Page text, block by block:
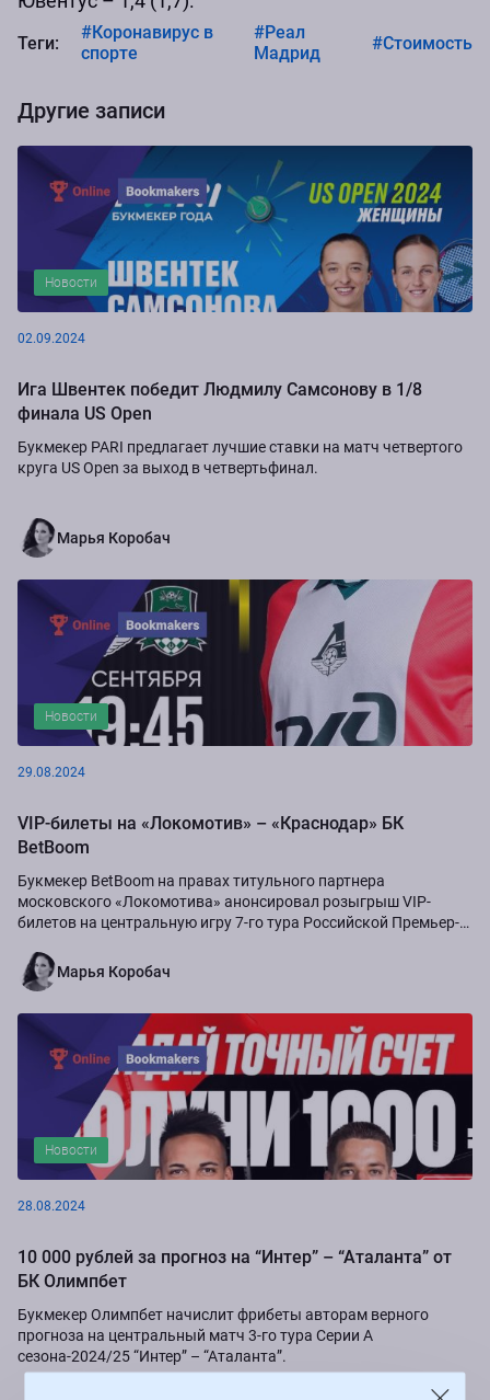
Теги:
#Коронавирус в
спорте
#Реал
Мадрид
#Стоимость
Другие записи
Новости
02.09.2024
Ига Швентек победит Людмилу Самсонову в 1/8
финала US Open
Букмекер PARI предлагает лучшие ставки на матч четвертого
круга US Open за выход в четвертьфинал.
Марья Коробач
Новости
29.08.2024
VIP-билеты на «Локомотив» – «Краснодар» БК
BetBoom
Букмекер BetBoom на правах титульного партнера
московского «Локомотива» анонсировал розыгрыш VIP-
билетов на центральную игру 7-го тура Российской Премьер-
Марья Коробач
Новости
28.08.2024
10 000 рублей за прогноз на “Интер” – “Аталанта” от
БК Олимпбет
Букмекер Олимпбет начислит фрибеты авторам верного
прогноза на центральный матч 3-го тура Серии А
сезона-2024/25 “Интер” – “Аталанта”.